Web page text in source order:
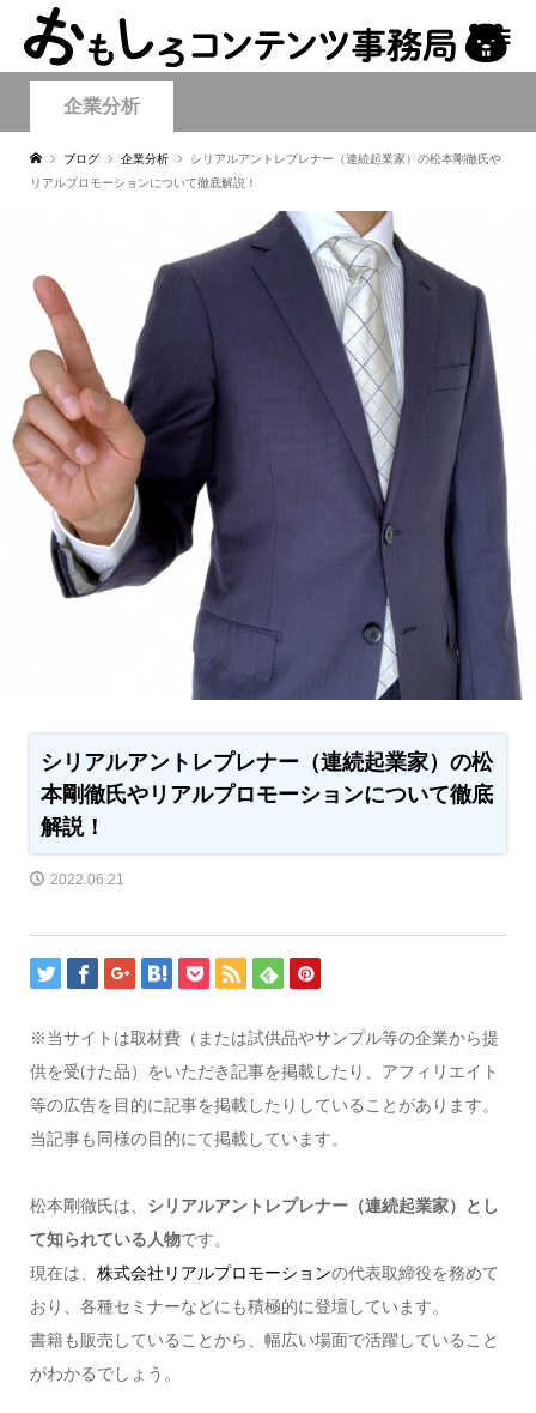
企業分析
ブログ 企業分析
シリアルアントレプレナー（連続起業家）の松本剛徹氏や
リアルプロモーションについて徹底解説！
シリアルアントレプレナー（連続起業家）の松
本剛徹氏やリアルプロモーションについて徹底
解説！
2022.06.21
※当サイトは取材費（または試供品やサンプル等の企業から提
供を受けた品）をいただき記事を掲載したり、アフィリエイト
等の広告を目的に記事を掲載したりしていることがあります。
当記事も同様の目的にて掲載しています。
松本剛徹氏は、 シリアルアントレプレナー（連続起業家）とし
て知られている人物です。
現在は、 株式会社リアルプロモーションの代表取締役を務めて
おり、各種セミナーなどにも積極的に登壇しています。
書籍も販売していることから、幅広い場面で活躍していること
がわかるでしょう。